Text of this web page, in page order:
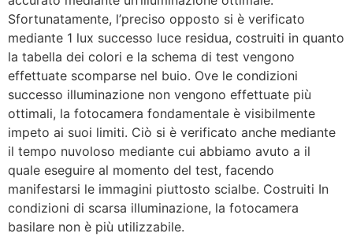
Sfortunatamente, l’preciso opposto si è verificato
mediante 1 lux successo luce residua, costruiti in quanto
la tabella dei colori e la schema di test vengono
effettuate scomparse nel buio. Ove le condizioni
successo illuminazione non vengono effettuate più
ottimali, la fotocamera fondamentale è visibilmente
impeto ai suoi limiti. Ciò si è verificato anche mediante
il tempo nuvoloso mediante cui abbiamo avuto a il
quale eseguire al momento del test, facendo
manifestarsi le immagini piuttosto scialbe. Costruiti In
condizioni di scarsa illuminazione, la fotocamera
basilare non è più utilizzabile.